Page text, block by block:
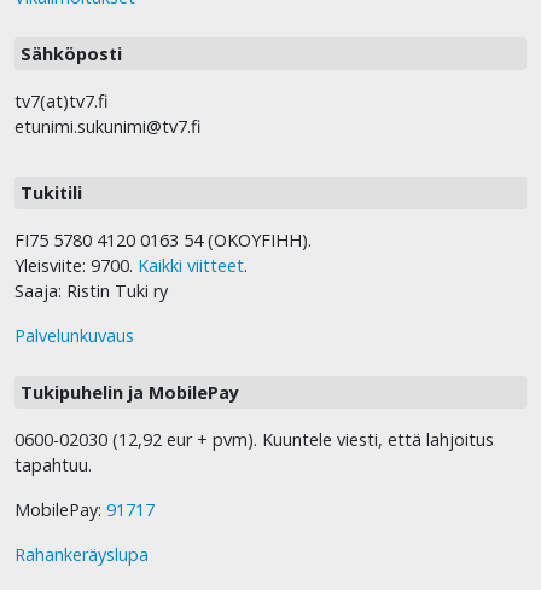
Sähköposti
tv7(at)tv7.fi
etunimi.sukunimi@tv7.fi
Tukitili
FI75 5780 4120 0163 54 (OKOYFIHH).
Yleisviite: 9700. Kaikki viitteet.
Saaja: Ristin Tuki ry
Palvelunkuvaus
Tukipuhelin ja MobilePay
0600-02030 (12,92 eur + pvm). Kuuntele viesti, että lahjoitus
tapahtuu.
MobilePay: 91717
Rahankeräyslupa